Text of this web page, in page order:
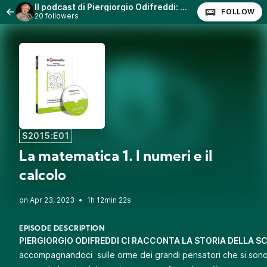
Il podcast di Piergiorgio Odifreddi: Lezioni e Conferenze.
20 followers FOLLOW
S2015:E01
La matematica 1. I numeri e il
calcolo
• 1h 12min 22s
EPISODE DESCRIPTION
PIERGIORGIO ODIFREDDI CI RACCONTA LA STORIA DELLA
accompagnandoci sulle orme dei grandi pensatori che si